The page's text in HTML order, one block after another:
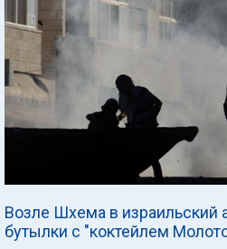
Возле Шхема в израильский
бутылки с "коктейлем